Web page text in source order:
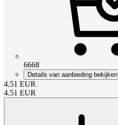
6668
Details van aanbieding bekijken
4.51 EUR
4.51 EUR